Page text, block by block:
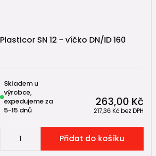
Plasticor SN 12 - víčko DN/ID 160
263,00 Kč
217,36 Kčbez DPH
Skladem u
výrobce,
expedujeme za
5-15 dnů
Přidat do košíku